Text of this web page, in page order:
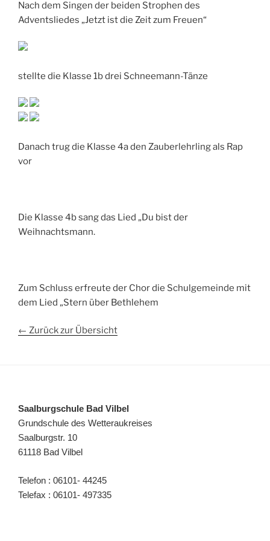
Nach dem Singen der beiden Strophen des
Adventsliedes „Jetzt ist die Zeit zum Freuen“
stellte die Klasse 1b drei Schneemann-Tänze
Danach trug die Klasse 4a den Zauberlehrling als Rap
vor
Die Klasse 4b sang das Lied „Du bist der
Weihnachtsmann.
Zum Schluss erfreute der Chor die Schulgemeinde mit
dem Lied „Stern über Bethlehem
← Zurück zur Übersicht
Saalburgschule Bad Vilbel
Grundschule des Wetteraukreises
Saalburgstr. 10
61118 Bad Vilbel
Telefon : 06101- 44245
Telefax : 06101- 497335